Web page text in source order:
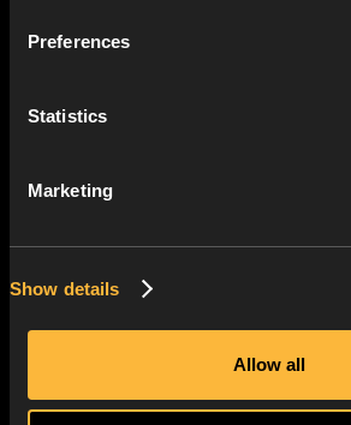
Preferences
Statistics
Marketing
Show details
Allow all
LA GAME